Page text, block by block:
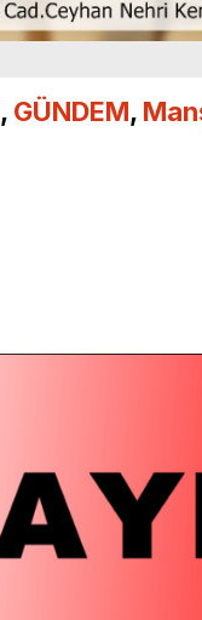
, GÜNDEM,